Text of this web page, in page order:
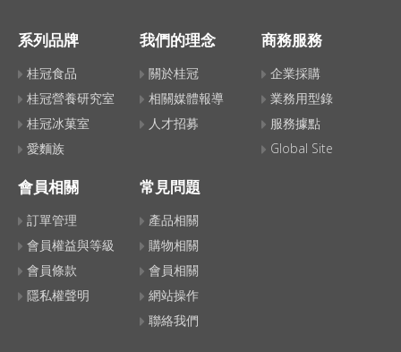
系列品牌
桂冠食品
桂冠營養研究室
桂冠冰菓室
愛麵族
我們的理念
關於桂冠
相關媒體報導
人才招募
商務服務
企業採購
業務用型錄
服務據點
Global Site
會員相關
訂單管理
會員權益與等級
會員條款
隱私權聲明
常見問題
產品相關
購物相關
會員相關
網站操作
聯絡我們